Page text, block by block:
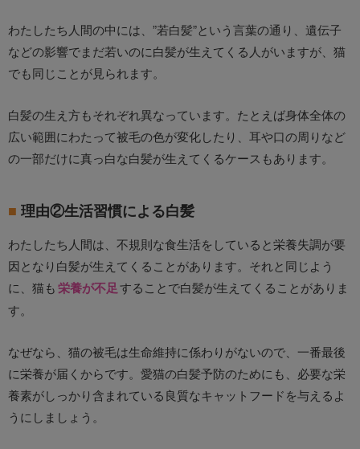
わたしたち人間の中には、”若白髪”という言葉の通り、遺伝子
などの影響でまだ若いのに白髪が生えてくる人がいますが、猫
でも同じことが見られます。
白髪の生え方もそれぞれ異なっています。たとえば身体全体の
広い範囲にわたって被毛の色が変化したり、耳や口の周りなど
の一部だけに真っ白な白髪が生えてくるケースもあります。
理由②生活習慣による白髪
わたしたち人間は、不規則な食生活をしていると栄養失調が要
因となり白髪が生えてくることがあります。それと同じよう
に、猫も栄養が不足することで白髪が生えてくることがありま
す。
なぜなら、猫の被毛は生命維持に係わりがないので、一番最後
に栄養が届くからです。愛猫の白髪予防のためにも、必要な栄
養素がしっかり含まれている良質なキャットフードを与えるよ
うにしましょう。